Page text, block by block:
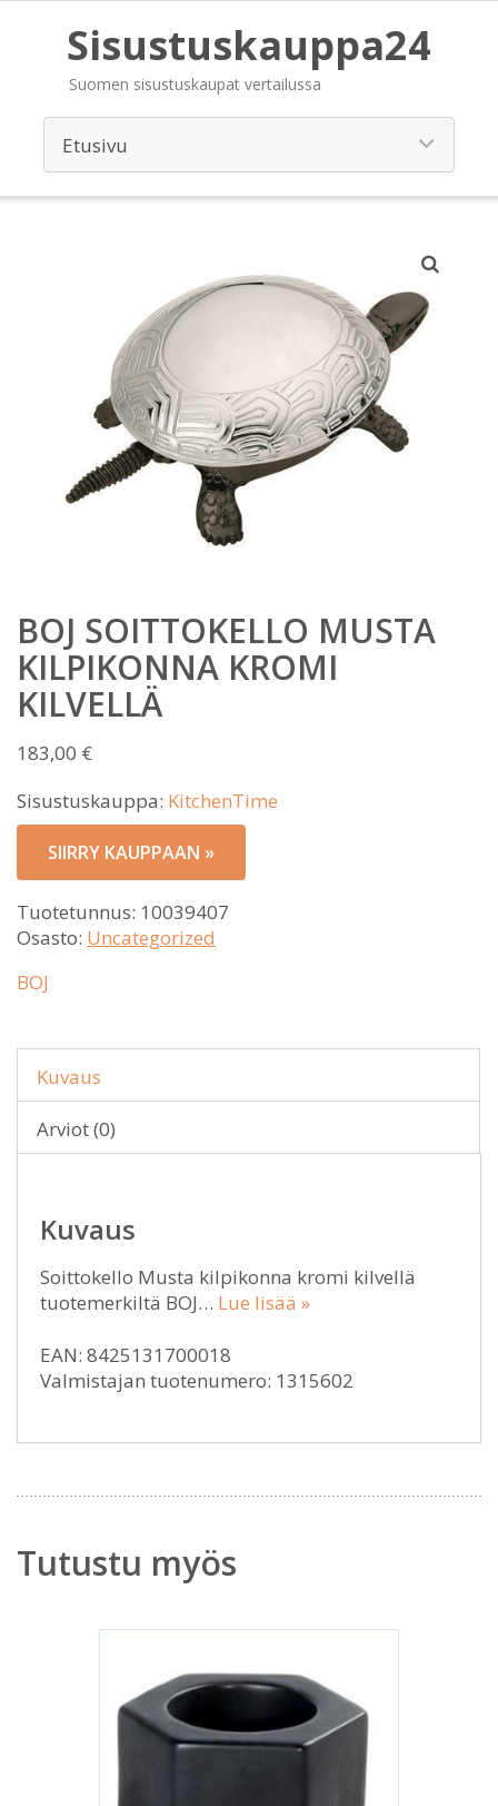
Sisustuskauppa24
Suomen sisustuskaupat vertailussa
BOJ SOITTOKELLO MUSTA
KILPIKONNA KROMI
KILVELLÄ
183,00 €
Sisustuskauppa: KitchenTime
SIIRRY KAUPPAAN »
Tuotetunnus: 10039407
Osasto: Uncategorized
BOJ
Kuvaus
Arviot (0)
Kuvaus
Soittokello Musta kilpikonna kromi kilvellä
tuotemerkiltä BOJ… Lue lisää »
EAN: 8425131700018
Valmistajan tuotenumero: 1315602
Tutustu myös